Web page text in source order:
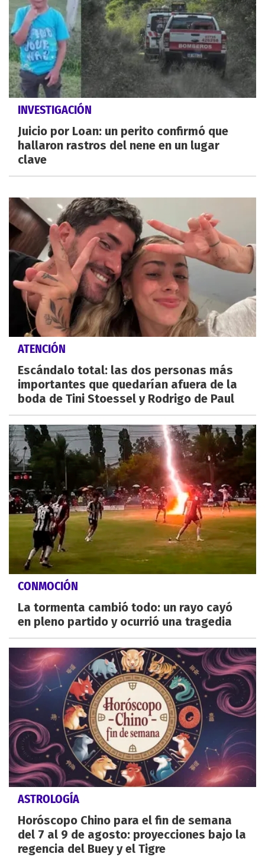
INVESTIGACIÓN
Juicio por Loan: un perito confirmó que
hallaron rastros del nene en un lugar
clave
ATENCIÓN
Escándalo total: las dos personas más
importantes que quedarían afuera de la
boda de Tini Stoessel y Rodrigo de Paul
CONMOCIÓN
La tormenta cambió todo: un rayo cayó
en pleno partido y ocurrió una tragedia
ASTROLOGÍA
Horóscopo Chino para el fin de semana
del 7 al 9 de agosto: proyecciones bajo la
regencia del Buey y el Tigre